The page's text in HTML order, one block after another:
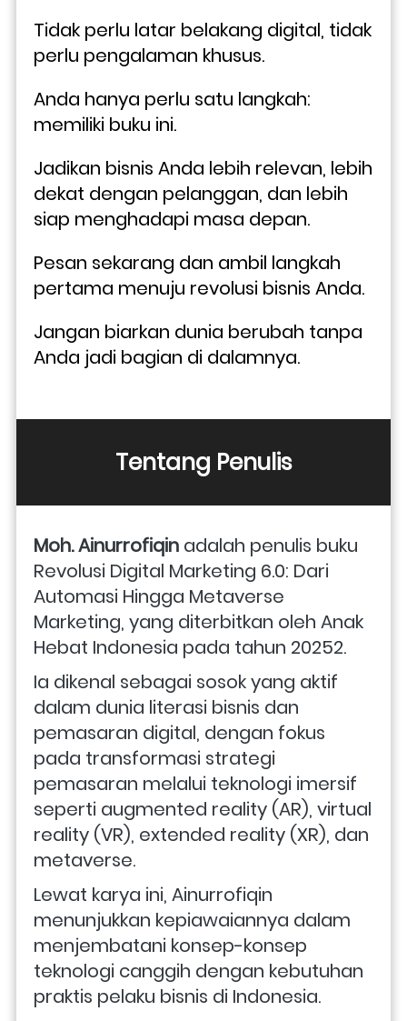
Tidak perlu latar belakang digital, tidak
perlu pengalaman khusus.
Anda hanya perlu satu langkah:
memiliki buku ini.
Jadikan bisnis Anda lebih relevan, lebih
dekat dengan pelanggan, dan lebih
siap menghadapi masa depan.
Pesan sekarang dan ambil langkah
pertama menuju revolusi bisnis Anda.
Jangan biarkan dunia berubah tanpa
Anda jadi bagian di dalamnya.
Tentang Penulis
Moh. Ainurrofiqin adalah penulis buku
Revolusi Digital Marketing 6.0: Dari
Automasi Hingga Metaverse
Marketing, yang diterbitkan oleh Anak
Hebat Indonesia pada tahun 20252.
Ia dikenal sebagai sosok yang aktif
dalam dunia literasi bisnis dan
pemasaran digital, dengan fokus
pada transformasi strategi
pemasaran melalui teknologi imersif
seperti augmented reality (AR), virtual
reality (VR), extended reality (XR), dan
metaverse.
Lewat karya ini, Ainurrofiqin
menunjukkan kepiawaiannya dalam
menjembatani konsep-konsep
teknologi canggih dengan kebutuhan
praktis pelaku bisnis di Indonesia.